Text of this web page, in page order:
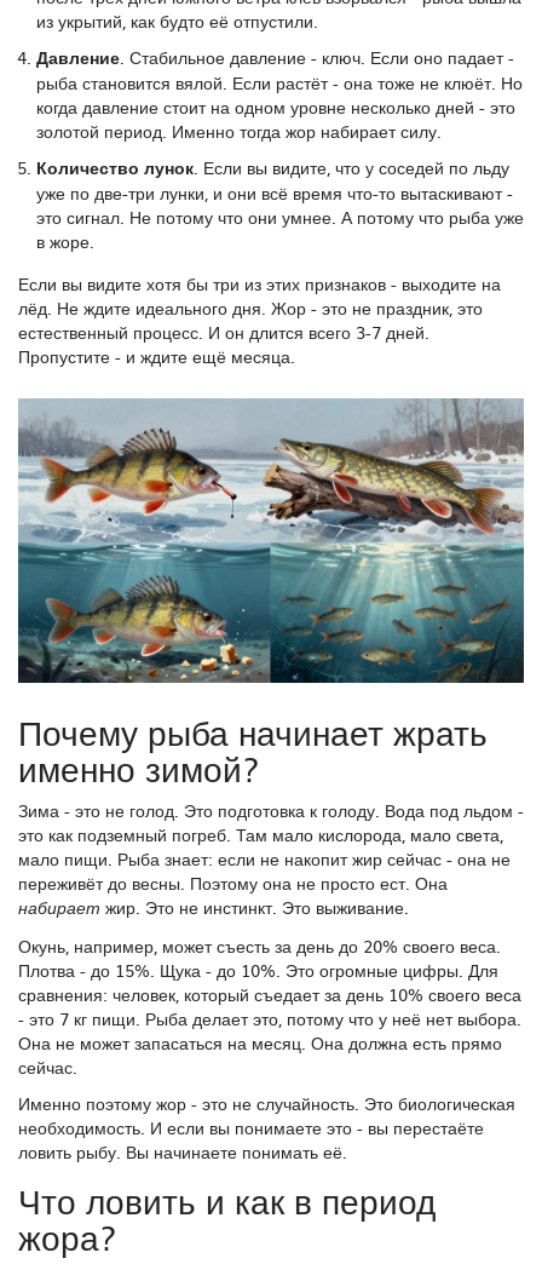
из укрытий, как будто её отпустили.
Давление. Стабильное давление - ключ. Если оно падает -
рыба становится вялой. Если растёт - она тоже не клюёт. Но
когда давление стоит на одном уровне несколько дней - это
золотой период. Именно тогда жор набирает силу.
Количество лунок. Если вы видите, что у соседей по льду
уже по две-три лунки, и они всё время что-то вытаскивают -
это сигнал. Не потому что они умнее. А потому что рыба уже
в жоре.
Если вы видите хотя бы три из этих признаков - выходите на
лёд. Не ждите идеального дня. Жор - это не праздник, это
естественный процесс. И он длится всего 3-7 дней.
Пропустите - и ждите ещё месяца.
Почему рыба начинает жрать
именно зимой?
Зима - это не голод. Это подготовка к голоду. Вода под льдом -
это как подземный погреб. Там мало кислорода, мало света,
мало пищи. Рыба знает: если не накопит жир сейчас - она не
переживёт до весны. Поэтому она не просто ест. Она
набирает жир. Это не инстинкт. Это выживание.
Окунь, например, может съесть за день до 20% своего веса.
Плотва - до 15%. Щука - до 10%. Это огромные цифры. Для
сравнения: человек, который съедает за день 10% своего веса
- это 7 кг пищи. Рыба делает это, потому что у неё нет выбора.
Она не может запасаться на месяц. Она должна есть прямо
сейчас.
Именно поэтому жор - это не случайность. Это биологическая
необходимость. И если вы понимаете это - вы перестаёте
ловить рыбу. Вы начинаете понимать её.
Что ловить и как в период
жора?